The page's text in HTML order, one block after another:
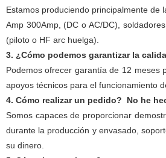
Estamos produciendo principalmente de
Amp 300Amp, (DC o AC/DC),
(piloto o HF arc huelga).
3. ¿Cómo podemos garantizar la
Podemos ofrecer garantía de 12
apoyos técnicos para el funcionamiento
4. Cómo realizar un pedido? No he
Somos capaces de proporcionar
durante la producción y envasado,
su dinero.